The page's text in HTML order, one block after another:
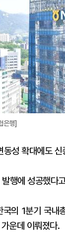
은행]
성 확대에도
행에 성공했다
의 1분기 국
운데 이뤄졌다.